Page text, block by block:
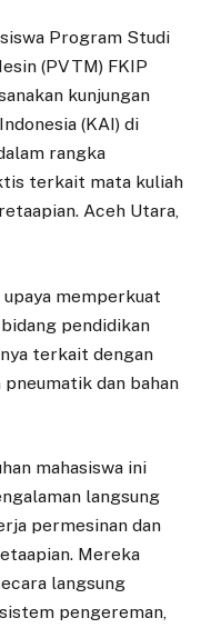
Program Studi
(PVTM) FKIP
kunjungan
(KAI) di
rangka
terkait mata kuliah
Aceh Utara,
memperkuat
pendidikan
terkait dengan
dan bahan
mahasiswa ini
langsung
permesinan dan
Mereka
langsung
pengereman,